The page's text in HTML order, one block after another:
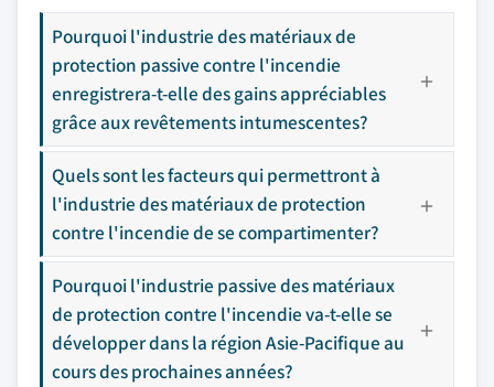
Pourquoi l'industrie des matériaux de
protection passive contre l'incendie
enregistrera-t-elle des gains appréciables
grâce aux revêtements intumescentes?
Quels sont les facteurs qui permettront à
l'industrie des matériaux de protection
contre l'incendie de se compartimenter?
Pourquoi l'industrie passive des matériaux
de protection contre l'incendie va-t-elle se
développer dans la région Asie-Pacifique au
cours des prochaines années?